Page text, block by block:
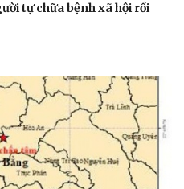
Đời sống
tự chữa bệnh xã hội rồi